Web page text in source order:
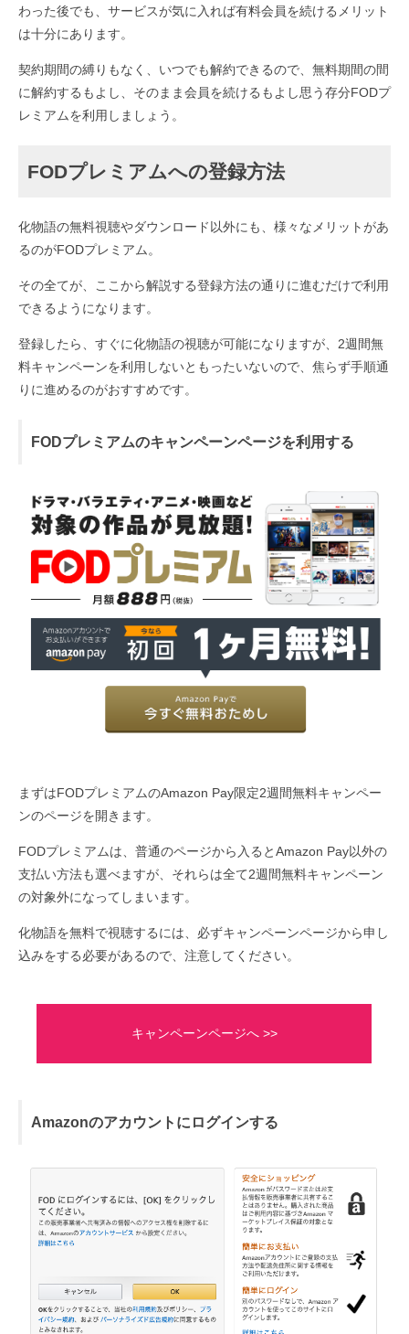
わった後でも、サービスが気に入れば有料会員を続けるメリット
は十分にあります。
契約期間の縛りもなく、いつでも解約できるので、無料期間の間
に解約するもよし、そのまま会員を続けるもよし思う存分FODプ
レミアムを利用しましょう。
FODプレミアムへの登録方法
化物語の無料視聴やダウンロード以外にも、様々なメリットがあ
るのがFODプレミアム。
その全てが、ここから解説する登録方法の通りに進むだけで利用
できるようになります。
登録したら、すぐに化物語の視聴が可能になりますが、2週間無
料キャンペーンを利用しないともったいないので、焦らず手順通
りに進めるのがおすすめです。
FODプレミアムのキャンペーンページを利用する
まずはFODプレミアムのAmazon Pay限定2週間無料キャンペー
ンのページを開きます。
FODプレミアムは、普通のページから入るとAmazon Pay以外の
支払い方法も選べますが、それらは全て2週間無料キャンペーン
の対象外になってしまいます。
化物語を無料で視聴するには、必ずキャンペーンページから申し
込みをする必要があるので、注意してください。
キャンペーンページへ >>
Amazonのアカウントにログインする